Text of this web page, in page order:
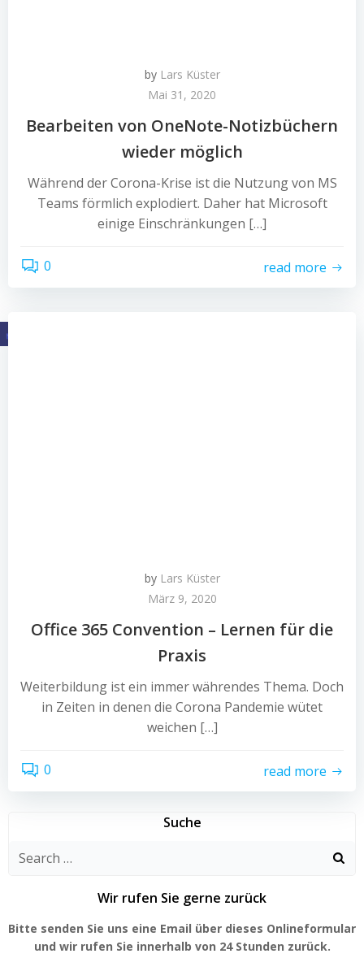
by Lars Küster
Mai 31, 2020
Bearbeiten von OneNote-Notizbüchern
wieder möglich
Während der Corona-Krise ist die Nutzung von MS
Teams förmlich explodiert. Daher hat Microsoft
einige Einschränkungen […]
0 read more
by Lars Küster
März 9, 2020
Office 365 Convention – Lernen für die
Praxis
Weiterbildung ist ein immer währendes Thema. Doch
in Zeiten in denen die Corona Pandemie wütet
weichen […]
0 read more
Suche
Search
Wir rufen Sie gerne zurück
Bitte senden Sie uns eine Email über dieses Onlineformular
und wir rufen Sie innerhalb von 24 Stunden zurück.